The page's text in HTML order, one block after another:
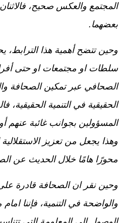
المجتمع والعكس صحيح،
بعضهما.
وحين تتضح أهمية هذا الترابط،
سلطات او مجتمعات او حتى
الصحافي عبر تمكين الصحافة
الحقيقية في التنمية الحقيقية،
المسؤولين بجوانب غائبة عنهم
وهذا يجعل من تعزيز
محورًا هامًا خلال الحديث عن
وحين نقر ان الصحافة قادرة
والواضحة في التنمية، فإننا